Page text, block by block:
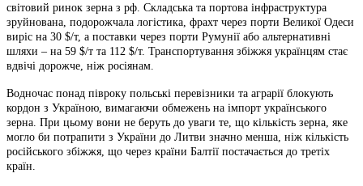
світовий ринок зерна з рф. Складська та портова інфраструктура
зруйнована, подорожчала логістика, фрахт через порти Великої Одеси
виріс на 30 $/т, а поставки через порти Румунії або альтернативні
шляхи – на 59 $/т та 112 $/т. Транспортування збіжжя українцям стає
вдвічі дорожче, ніж росіянам.
Водночас понад півроку польські перевізники та аграрії блокують
кордон з Україною, вимагаючи обмежень на імпорт українського
зерна. При цьому вони не беруть до уваги те, що кількість зерна, яке
могло би потрапити з України до Литви значно менша, ніж кількість
російського збіжжя, що через країни Балтії постачається до третіх
країн.